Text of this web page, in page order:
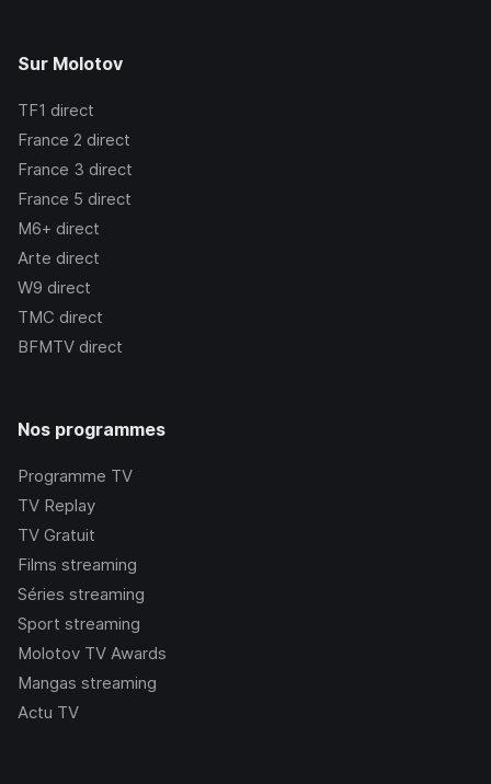
Sur Molotov
TF1 direct
France 2 direct
France 3 direct
France 5 direct
M6+ direct
Arte direct
W9 direct
TMC direct
BFMTV direct
Nos programmes
Programme TV
TV Replay
TV Gratuit
Films streaming
Séries streaming
Sport streaming
Molotov TV Awards
Mangas streaming
Actu TV